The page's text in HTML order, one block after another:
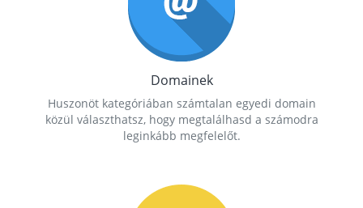
Domainek
Huszonöt kategóriában számtalan egyedi domain
közül választhatsz, hogy megtalálhasd a számodra
leginkább megfelelőt.